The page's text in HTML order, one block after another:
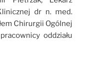
dr n. med.
Chirurgii Ogólnej
oddziału